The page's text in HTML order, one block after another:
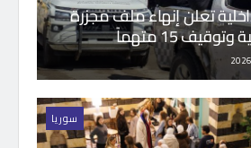
الداخلية تعلن إنهاء ملف مجزرة
15 متهماً
سوريا